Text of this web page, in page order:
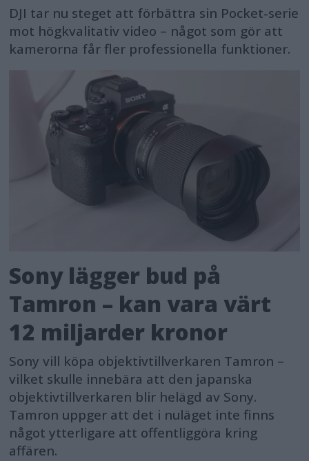
DJI tar nu steget att förbättra sin Pocket-serie
mot högkvalitativ video – något som gör att
kamerorna får fler professionella funktioner.
Sony lägger bud på
Tamron – kan vara värt
12 miljarder kronor
Sony vill köpa objektivtillverkaren Tamron –
vilket skulle innebära att den japanska
objektivtillverkaren blir helägd av Sony.
Tamron uppger att det i nuläget inte finns
något ytterligare att offentliggöra kring
affären.